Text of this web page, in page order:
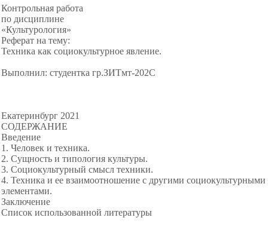
Контрольная работа
по дисциплине
«Культурология»
Реферат на тему:
Техника как социокультурное явление.
Выполнил: студентка гр.ЗИТмт-202С
Екатеринбург 2021
СОДЕРЖАНИЕ
Введение
1. Человек и техника.
2. Сущность и типология культуры.
3. Социокультурный смысл техники.
4. Техника и ее взаимоотношение с другими социокультурными
элементами.
Заключение
Список использованной литературы